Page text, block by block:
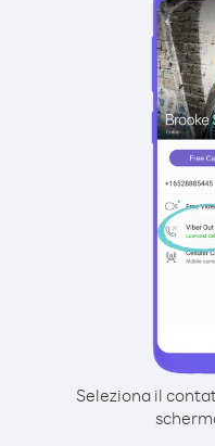
Seleziona il